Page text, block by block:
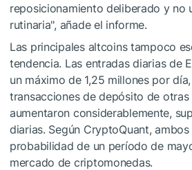
reposicionamiento deliberado y no
rutinaria", añade el informe.
Las principales altcoins tampoco
tendencia. Las entradas diarias de
un máximo de 1,25 millones por
transacciones de depósito de
aumentaron considerablemente,
diarias. Según CryptoQuant,
probabilidad de un período de
mercado de criptomonedas.